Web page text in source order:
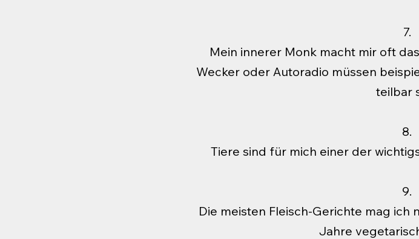
7.
Mein innerer Monk macht mir oft
Wecker oder Autoradio müssen
teilbar
8.
Tiere sind für mich einer der
9.
Die meisten Fleisch-Gerichte mag ich
Jahre